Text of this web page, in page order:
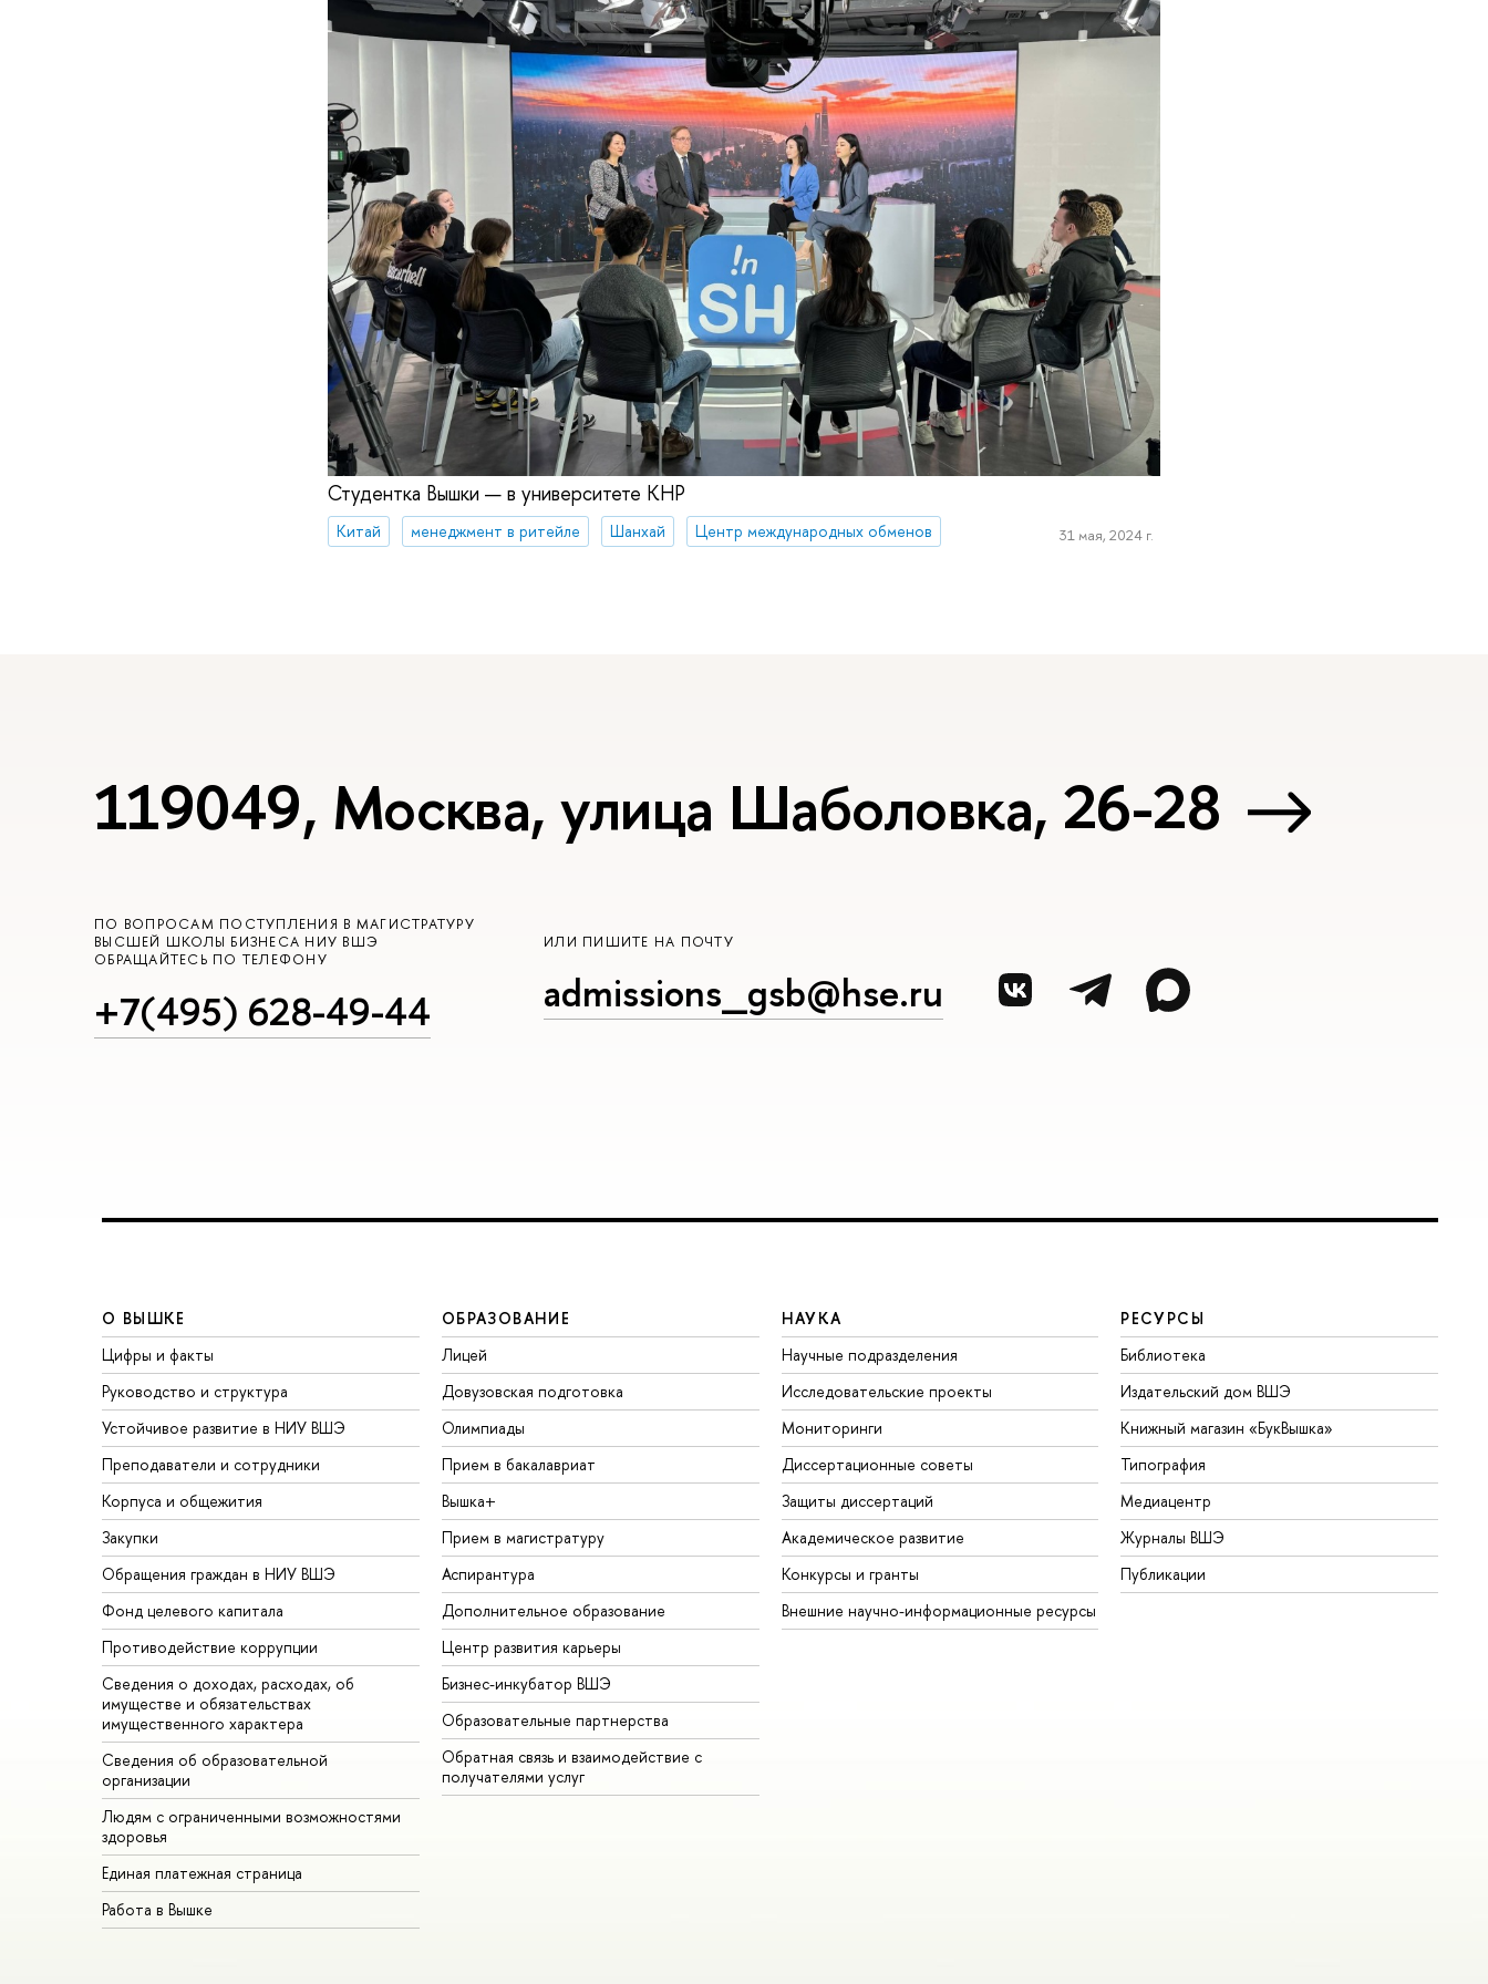
Студентка Вышки — в университете КНР
Китай менеджмент в ритейле Шанхай Центр международных обменов 31 мая, 2024 г.
119049, Москва, улица Шаболовка, 26-28
ПО ВОПРОСАМ ПОСТУПЛЕНИЯ В МАГИСТРАТУРУ
ВЫСШЕЙ ШКОЛЫ БИЗНЕСА НИУ ВШЭ
ОБРАЩАЙТЕСЬ ПО ТЕЛЕФОНУ
+7(495) 628-49-44
ИЛИ ПИШИТЕ НА ПОЧТУ
admissions_gsb@hse.ru
О ВЫШКЕ
Цифры и факты
Руководство и структура
Устойчивое развитие в НИУ ВШЭ
Преподаватели и сотрудники
Корпуса и общежития
Закупки
Обращения граждан в НИУ ВШЭ
Фонд целевого капитала
Противодействие коррупции
Сведения о доходах, расходах, об
имуществе и обязательствах
имущественного характера
Сведения об образовательной
организации
Людям с ограниченными возможностями
здоровья
Единая платежная страница
Работа в Вышке
ОБРАЗОВАНИЕ
Лицей
Довузовская подготовка
Олимпиады
Прием в бакалавриат
Вышка+
Прием в магистратуру
Аспирантура
Дополнительное образование
Центр развития карьеры
Бизнес-инкубатор ВШЭ
Образовательные партнерства
Обратная связь и взаимодействие с
получателями услуг
НАУКА
Научные подразделения
Исследовательские проекты
Мониторинги
Диссертационные советы
Защиты диссертаций
Академическое развитие
Конкурсы и гранты
Внешние научно-информационные ресурсы
РЕСУРСЫ
Библиотека
Издательский дом ВШЭ
Книжный магазин «БукВышка»
Типография
Медиацентр
Журналы ВШЭ
Публикации